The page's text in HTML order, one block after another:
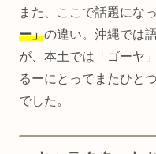
また、ここで話題にな
ー」の違い。沖縄では
が、本土では「ゴーヤ
るーにとってまたひと
でした。